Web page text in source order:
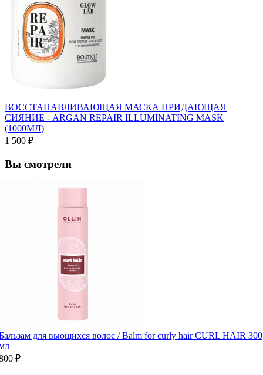
ВОССТАНАВЛИВАЮЩАЯ МАСКА ПРИДАЮЩАЯ
СИЯНИЕ - ARGAN REPAIR ILLUMINATING MASK
(1000МЛ)
1 500 ₽
Вы смотрели
для вьющихся волос / Balm for curly hair CURL HAIR 300
₽